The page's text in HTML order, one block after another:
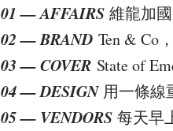
01 — AFFAIRS維龍加
02 — BRANDTen & Co
03 — COVERState of
04 — DESIGN用一條線
05 — VENDORS每天早